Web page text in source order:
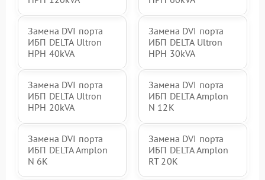
Замена DVI порта
ИБП DELTA Ultron
HPH 40kVA
Замена DVI порта
ИБП DELTA Ultron
HPH 30kVA
Замена DVI порта
ИБП DELTA Ultron
HPH 20kVA
Замена DVI порта
ИБП DELTA Amplon
N 12K
Замена DVI порта
ИБП DELTA Amplon
N 6K
Замена DVI порта
ИБП DELTA Amplon
RT 20K